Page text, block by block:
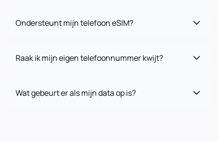
Ondersteunt mijn telefoon eSIM?
Raak ik mijn eigen telefoonnummer kwijt?
Wat gebeurt er als mijn data op is?